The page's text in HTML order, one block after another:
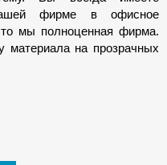
фирме в офисное
мы полноценная фирма.
материала на прозрачных